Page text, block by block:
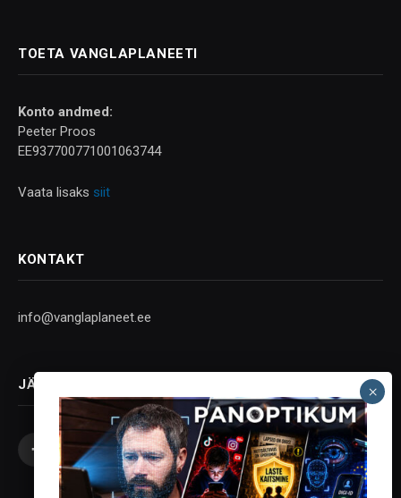
TOETA VANGLAPLANEETI
Konto andmed:
Peeter Proos
EE937700771001063744
Vaata lisaks siit
KONTAKT
info@vanglaplaneet.ee
JÄLGI SOTSIAALMEEDIAS
Facebook
X
(Twitter)
InstagramYouTubeTelegram